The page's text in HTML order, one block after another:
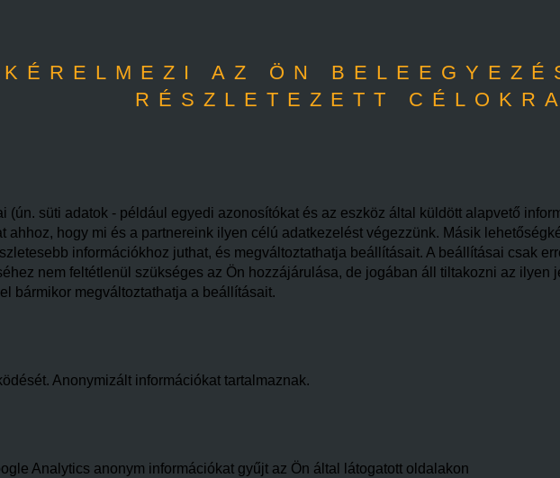
AZ ÖN
RÉSZLETEZETT
(ún. süti adatok - például egyedi azonosítókat és az eszköz által küldött alapvető
ahhoz, hogy mi és a partnereink ilyen célú adatkezelést végezzünk. Másik
információkhoz juthat, és megváltoztathatja beállításait. A beállításai csak
nem feltétlenül szükséges az Ön hozzájárulása, de jogában áll tiltakozni az
bármikor megváltoztathatja a beállításait.
Anonymizált információkat tartalmaznak.
Analytics anonym információkat gyűjt az Ön által látogatott oldalakon